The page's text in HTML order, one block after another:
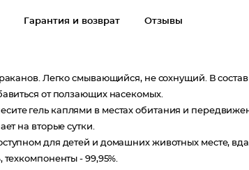
Гарантия и возврат Отзывы
Легко смывающийся, не сохнущий. В
от ползающих насекомых.
гель каплями в местах обитания и
на вторые сутки.
для детей и домашних животных месте,
- 99,95%.